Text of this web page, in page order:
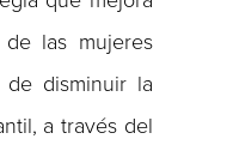
las mujeres
de disminuir la
a través del